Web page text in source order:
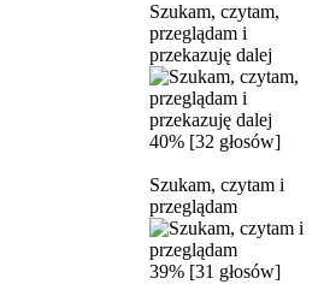
Szukam, czytam,
przeglądam i
przekazuję dalej
40% [32 głosów]
Szukam, czytam i
przeglądam
39% [31 głosów]